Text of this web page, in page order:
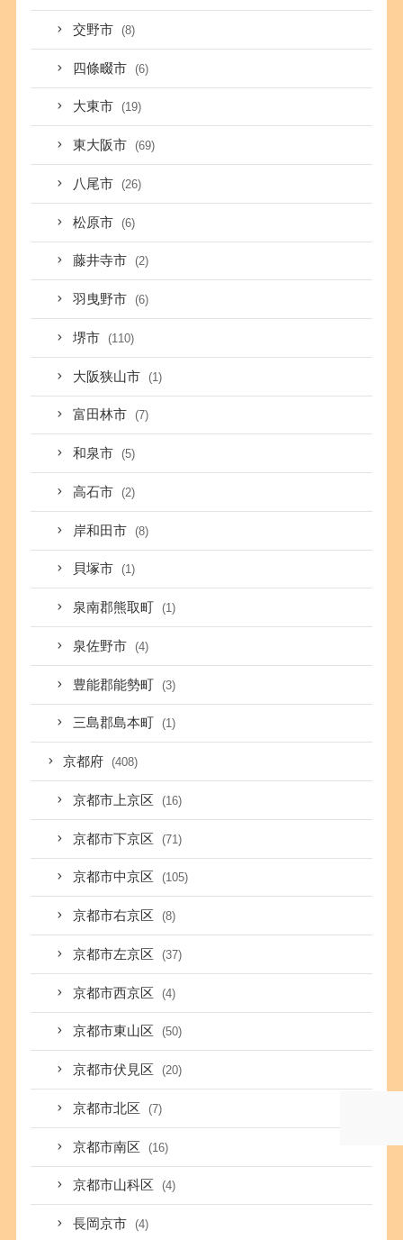
交野市 (8)
四條畷市 (6)
大東市 (19)
東大阪市 (69)
八尾市 (26)
松原市 (6)
藤井寺市 (2)
羽曳野市 (6)
堺市 (110)
大阪狭山市 (1)
富田林市 (7)
和泉市 (5)
高石市 (2)
岸和田市 (8)
貝塚市 (1)
泉南郡熊取町 (1)
泉佐野市 (4)
豊能郡能勢町 (3)
三島郡島本町 (1)
京都府 (408)
京都市上京区 (16)
京都市下京区 (71)
京都市中京区 (105)
京都市右京区 (8)
京都市左京区 (37)
京都市西京区 (4)
京都市東山区 (50)
京都市伏見区 (20)
京都市北区 (7)
京都市南区 (16)
京都市山科区 (4)
長岡京市 (4)